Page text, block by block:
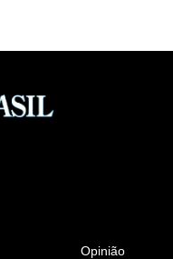
Opinião